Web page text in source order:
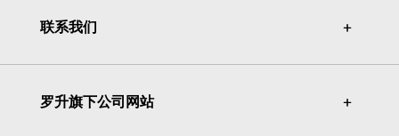
联系我们 ＋
＋
罗升旗下公司网站 ＋
＋